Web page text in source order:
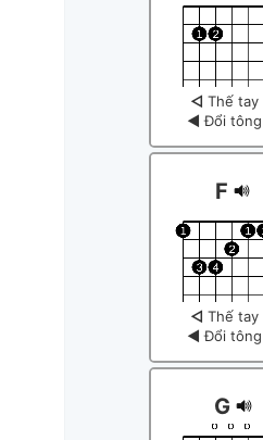
◁ Thế tay
◀ Đổi tông
F
◁ Thế tay
◀ Đổi tông
G